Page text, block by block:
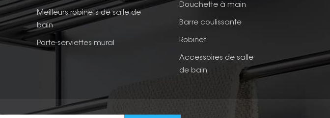
Meilleurs robinets de salle de
bain
Porte-serviettes mural
Douchette à main
Barre coulissante
Robinet
Accessoires de salle
de bain